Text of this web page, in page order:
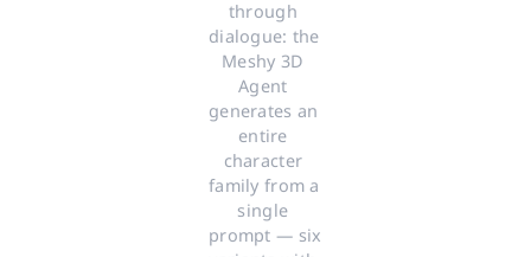
through
dialogue: the
Meshy 3D
Agent
generates an
entire
character
family from a
single
prompt — six